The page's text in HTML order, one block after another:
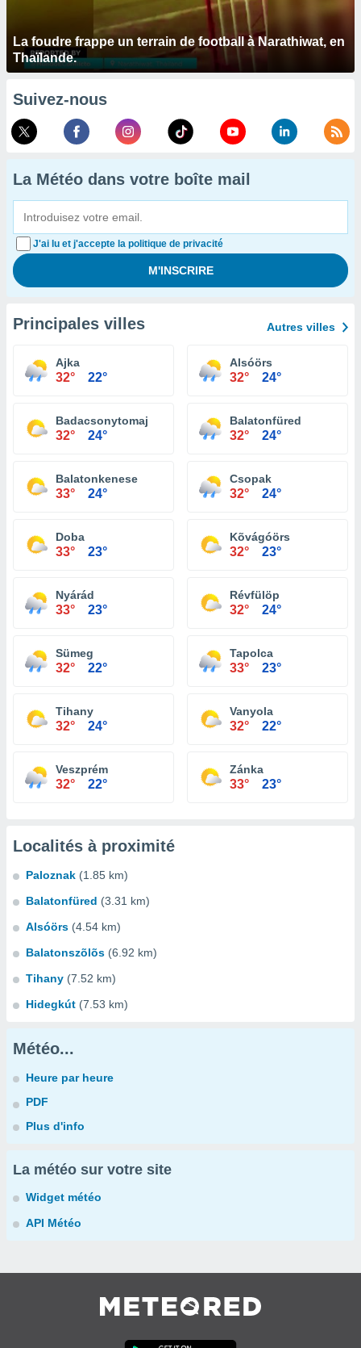
La foudre frappe un terrain de football à Narathiwat, en
Thaïlande.
Suivez-nous
La Météo dans votre boîte mail
J'ai lu et j'accepte la politique de privacité
Principales villes Autres villes
Ajka
32° 22°
Alsóörs
32° 24°
Badacsonytomaj
32° 24°
Balatonfüred
32° 24°
Balatonkenese
33° 24°
Csopak
32° 24°
Doba
33° 23°
Kõvágóörs
32° 23°
Nyárád
33° 23°
Révfülöp
32° 24°
Sümeg
32° 22°
Tapolca
33° 23°
Tihany
32° 24°
Vanyola
32° 22°
Veszprém
32° 22°
Zánka
33° 23°
Localités à proximité
Paloznak (1.85 km)
Balatonfüred (3.31 km)
Alsóörs (4.54 km)
Balatonszõlõs (6.92 km)
Tihany (7.52 km)
Hidegkút (7.53 km)
Météo...
Heure par heure
PDF
Plus d'info
La météo sur votre site
Widget météo
API Météo